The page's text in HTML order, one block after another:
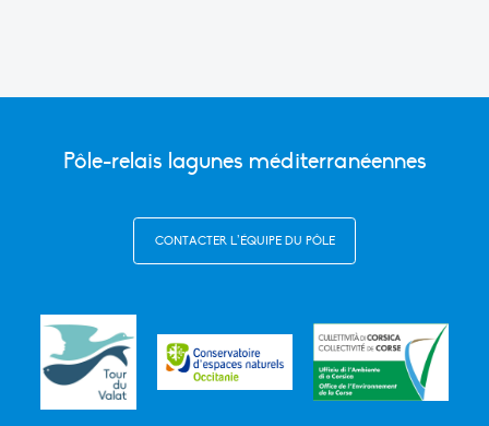
Pôle-relais lagunes méditerranéennes
CONTACTER L’ÉQUIPE DU PÔLE